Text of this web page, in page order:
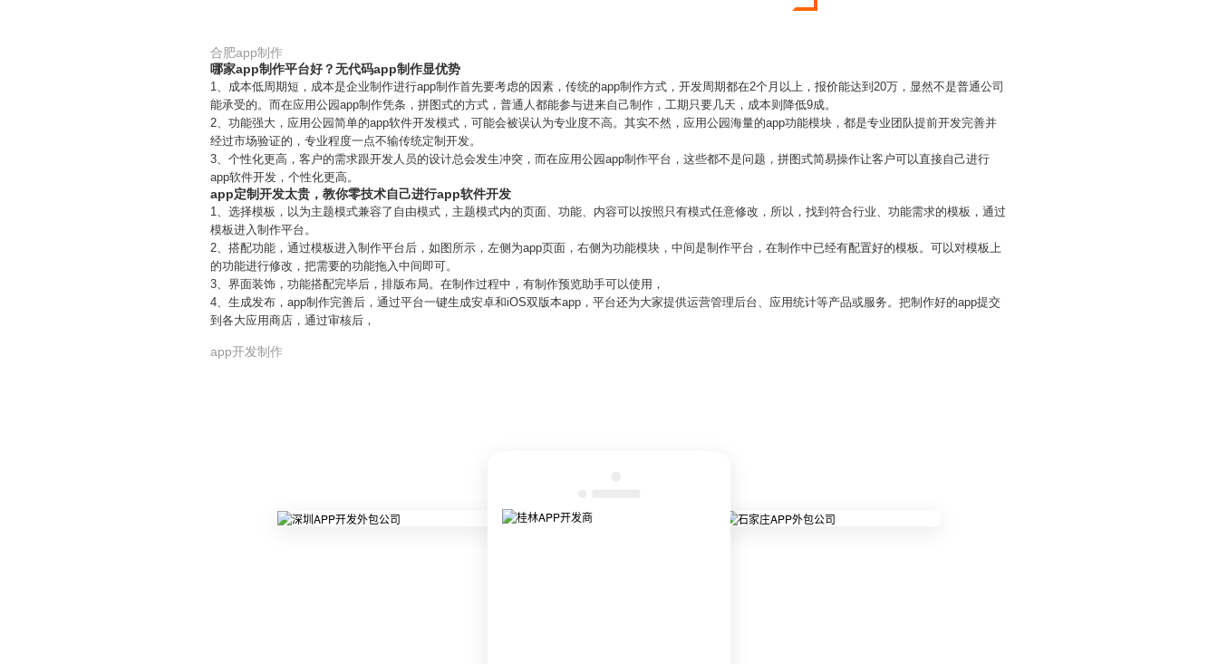
合肥app制作
哪家app制作平台好？无代码app制作显优势
1、成本低周期短，成本是企业制作进行app制作首先要考虑的因素，传统的app制作方式，开发周期都在2个月以上，报价能达到20万，显然不是普通公司
能承受的。而在应用公园app制作凭条，拼图式的方式，普通人都能参与进来自己制作，工期只要几天，成本则降低9成。
2、功能强大，应用公园简单的app软件开发模式，可能会被误认为专业度不高。其实不然，应用公园海量的app功能模块，都是专业团队提前开发完善并
经过市场验证的，专业程度一点不输传统定制开发。
3、个性化更高，客户的需求跟开发人员的设计总会发生冲突，而在应用公园app制作平台，这些都不是问题，拼图式简易操作让客户可以直接自己进行
app软件开发，个性化更高。
app定制开发太贵，教你零技术自己进行app软件开发
1、选择模板，以为主题模式兼容了自由模式，主题模式内的页面、功能、内容可以按照只有模式任意修改，所以，找到符合行业、功能需求的模板，通过
模板进入制作平台。
2、搭配功能，通过模板进入制作平台后，如图所示，左侧为app页面，右侧为功能模块，中间是制作平台，在制作中已经有配置好的模板。可以对模板上
的功能进行修改，把需要的功能拖入中间即可。
3、界面装饰，功能搭配完毕后，排版布局。在制作过程中，有制作预览助手可以使用，
4、生成发布，app制作完善后，通过平台一键生成安卓和iOS双版本app，平台还为大家提供运营管理后台、应用统计等产品或服务。把制作好的app提交
到各大应用商店，通过审核后，
app开发制作